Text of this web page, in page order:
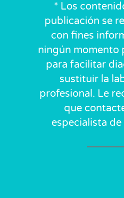
* Los
publicación se
con fines
ningún momento
para facilitar
sustituir la
profesional. Le
que
especialista